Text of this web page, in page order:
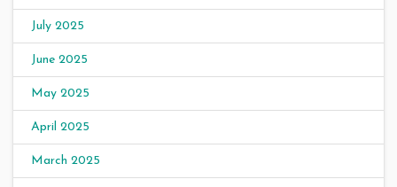
July 2025
June 2025
May 2025
April 2025
March 2025